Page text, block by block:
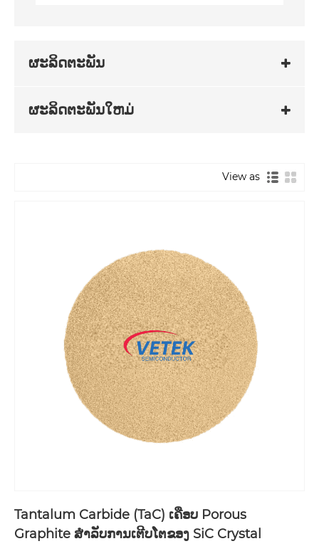
ຜະລິດຕະພັນ
ຜະລິດຕະພັນໃຫມ່
View as
Tantalum Carbide (TaC) ເຄືອບ Porous
Graphite ສໍາລັບການເຕີບໂຕຂອງ SiC Crystal